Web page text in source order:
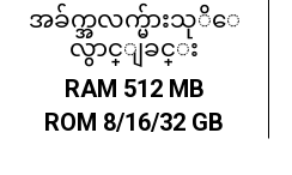
အခ်က္အလက္မ်ားသုိေ
လွာင္ျခင္း
RAM 512 MB
ROM 8/16/32 GB